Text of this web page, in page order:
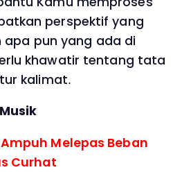
perspektif yang
apa pun yang ada di
khawatir tentang tata
kalimat.
Melepas Beban
Curhat